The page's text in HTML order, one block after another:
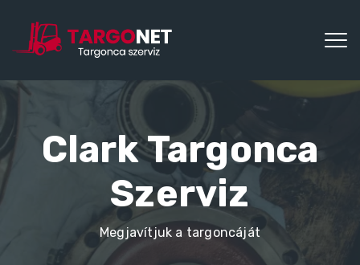
Clark Targonca
Szerviz
Megjavítjuk a targoncáját